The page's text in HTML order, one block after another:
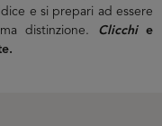
e si prepari ad essere
distinzione. Clicchie